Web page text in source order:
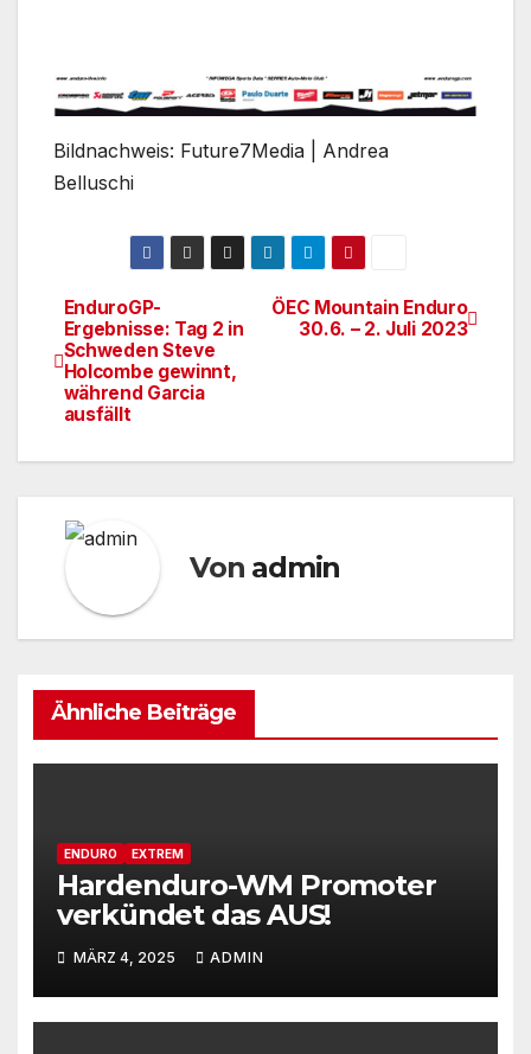
Bildnachweis: Future7Media | Andrea
Belluschi
Beitrags-
Navigation
ÖEC Mountain Enduro
30.6. – 2. Juli 2023
EnduroGP-
Ergebnisse: Tag 2 in
Schweden Steve
Holcombe gewinnt,
während Garcia
ausfällt
Von admin
Ähnliche Beiträge
ENDURO EXTREM
Hardenduro-WM Promoter
verkündet das AUS!
MÄRZ 4, 2025 ADMIN